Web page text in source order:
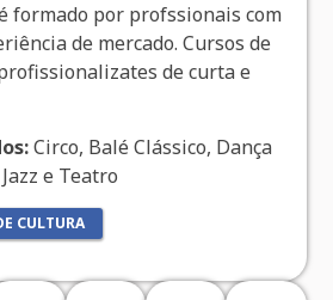
formado por profssionais com
de mercado. Cursos de
de curta e
Circo, Balé Clássico, Dança
e Teatro
CULTURA